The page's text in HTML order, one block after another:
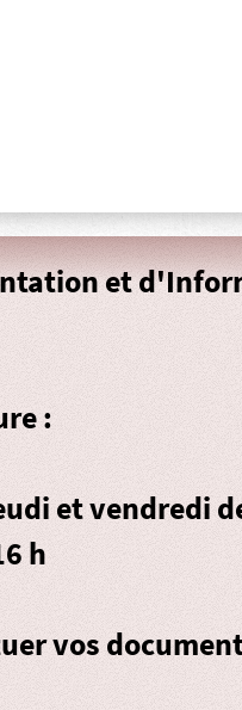
et
:
et vendredi
h
vos